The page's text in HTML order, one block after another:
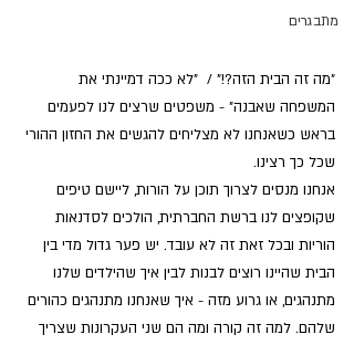
מתבגרים
"מה זה הבית הזה?!" /  "לא ככה דמיינתי את
המשפחה שאבנה" - משפטים שרצים לנו לפעמים
בראש כשאנחנו לא מצליחים להגשים את החזון ההורי
שכל כך רצינו.
אנחנו מנסים לצרוך תוכן על הורות, ליישם טיפים
שקופצים לנו ברשת החברתית, הולכים לסדנאות
הוריות ובכל זאת זה לא עובד. יש פער גדול מדי בין
הבית שהיינו רוצים לבנות לבין איך שהילדים שלנו
מתנהגים, או גרוע מזה - איך שאנחנו מתנהגים כהורים
שלהם. למה זה קורה ומה הם שני העקרונות שצריך